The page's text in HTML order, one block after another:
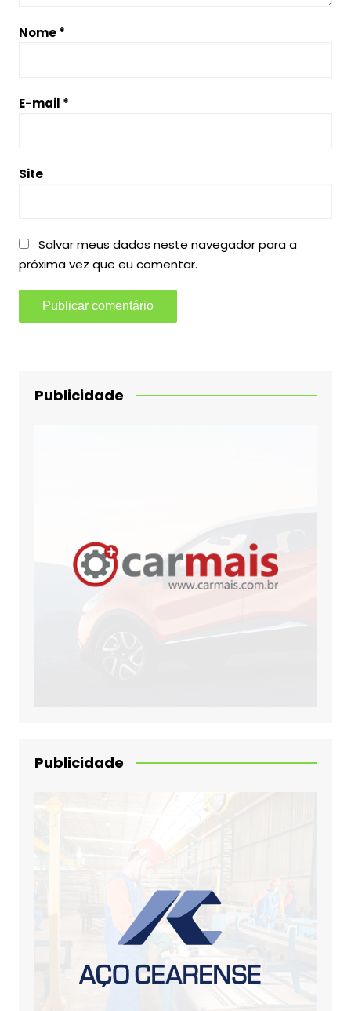
Nome*
E-mail *
Site
Salvar meus dados neste navegador para a
próxima vez que eu comentar.
Publicidade
Publicidade